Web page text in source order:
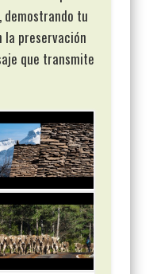
demostrando tu
la preservación
que transmite